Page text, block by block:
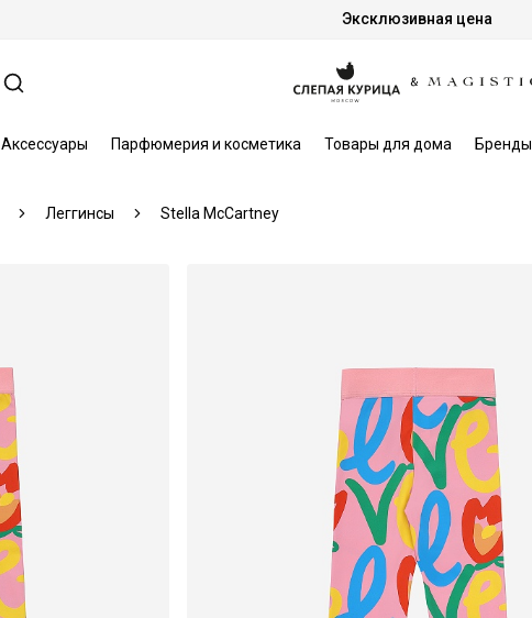
Эксклюзивная цена
Аксессуары Парфюмерия и косметика Товары для дома Бренды
Леггинсы Stella McCartney